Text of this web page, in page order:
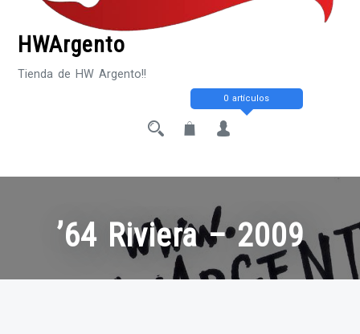
HWArgento
Tienda de HW Argento!!
0 artículos
’64 Riviera – 2009